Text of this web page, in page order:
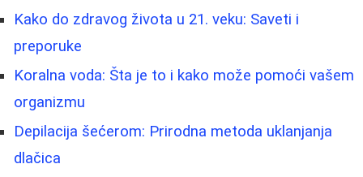
Kako do zdravog života u 21. veku: Saveti i
preporuke
Koralna voda: Šta je to i kako može pomoći vašem
organizmu
Depilacija šećerom: Prirodna metoda uklanjanja
dlačica